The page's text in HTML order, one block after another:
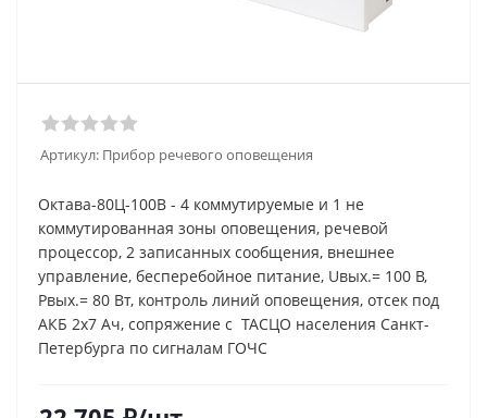
Артикул: Прибор речевого оповещения
Октава-80Ц-100В - 4 коммутируемые и 1 не
коммутированная зоны оповещения, речевой
процессор, 2 записанных сообщения, внешнее
управление, бесперебойное питание, Uвых.= 100 В,
Рвых.= 80 Вт, контроль линий оповещения, отсек под
АКБ 2х7 Ач, сопряжение с ТАСЦО населения Санкт-
Петербурга по сигналам ГОЧС